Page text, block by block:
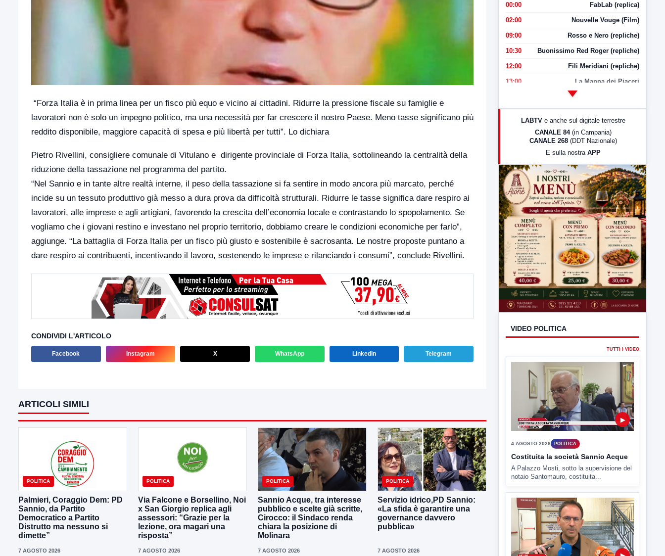
“Forza Italia è in prima linea per un fisco più equo e vicino ai cittadini. Ridurre la pressione fiscale su famiglie e
lavoratori non è solo un impegno politico, ma una necessità per far crescere il nostro Paese. Meno tasse significano più
reddito disponibile, maggiore capacità di spesa e più libertà per tutti”. Lo dichiara
Pietro Rivellini, consigliere comunale di Vitulano e dirigente provinciale di Forza Italia, sottolineando la centralità della
riduzione della tassazione nel programma del partito.
“Nel Sannio e in tante altre realtà interne, il peso della tassazione si fa sentire in modo ancora più marcato, perché
incide su un tessuto produttivo già messo a dura prova da difficoltà strutturali. Ridurre le tasse significa dare respiro ai
lavoratori, alle imprese e agli artigiani, favorendo la crescita dell’economia locale e contrastando lo spopolamento. Se
vogliamo che i giovani restino e investano nel proprio territorio, dobbiamo creare le condizioni economiche per farlo”,
aggiunge. “La battaglia di Forza Italia per un fisco più giusto e sostenibile è sacrosanta. Le nostre proposte puntano a
dare respiro ai contribuenti, incentivando il lavoro, sostenendo le imprese e rilanciando i consumi”, conclude Rivellini.
CONDIVIDI L'ARTICOLO
Facebook Instagram X WhatsApp LinkedIn Telegram
ARTICOLI SIMILI
POLITICA
Palmieri, Coraggio Dem: PD
Sannio, da Partito
Democratico a Partito
Distrutto ma nessuno si
dimette”
7 AGOSTO 2026
POLITICA
Via Falcone e Borsellino, Noi
x San Giorgio replica agli
assessori: “Grazie per la
lezione, ora magari una
risposta”
7 AGOSTO 2026
POLITICA
Sannio Acque, tra interesse
pubblico e scelte già scritte,
Cirocco: il Sindaco renda
chiara la posizione di
Molinara
7 AGOSTO 2026
POLITICA
Servizio idrico,PD Sannio:
«La sfida è garantire una
governance davvero
pubblica»
7 AGOSTO 2026
00:00 FabLab (replica)
02:00 Nouvelle Vouge (Film)
09:00 Rosso e Nero (repliche)
10:30 Buonissimo Red Roger (repliche)
12:00 Fili Meridiani (repliche)
13:00 La Mappa dei Piaceri
LabNews (Diretta)
23:00 LabNews (replica)
LABTV e anche sul digitale terrestre
CANALE 84 (in Campania)
CANALE 268 (DDT Nazionale)
E sulla nostra APP
VIDEO POLITICA
TUTTI I VIDEO
▶
4 AGOSTO 2026 POLITICA
Costituita la società Sannio Acque
A Palazzo Mosti, sotto la supervisione del
notaio Santomauro, costituita...